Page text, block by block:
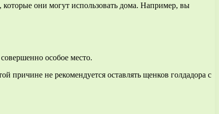
они могут использовать дома. Например, вы
особое место.
причине не рекомендуется оставлять щенков голдадора с